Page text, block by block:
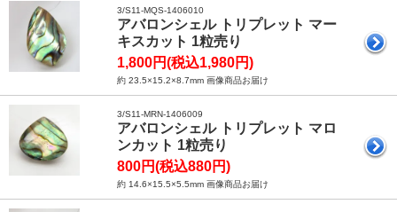
3/S11-MQS-1406010
アバロンシェル トリプレット マー
キスカット 1粒売り
1,800円(税込1,980円)
約 23.5×15.2×8.7mm 画像商品お届け
3/S11-MRN-1406009
アバロンシェル トリプレット マロ
ンカット 1粒売り
800円(税込880円)
約 14.6×15.5×5.5mm 画像商品お届け